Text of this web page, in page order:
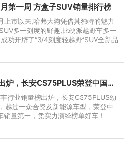
第一周 方盒子SUV销量排行榜
上市以来,哈弗大狗凭借其独特的魅力
多一刻度的野趣,比硬派越野车多一
功开辟了“3/4刻度轻越野”SUV全新品
多年轻人的最佳旅伴,俘获了50余万潮
1月销量榜出炉，长安CS75PLUS荣登中国市场乘用车销量第一，劲销40496辆！
行业销量榜出炉，长安CS75PLUS劲
越过一众合资及新能源车型，荣登中
销量第一，凭实力演绎榜单好车！